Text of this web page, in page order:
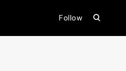
Follow
open
form